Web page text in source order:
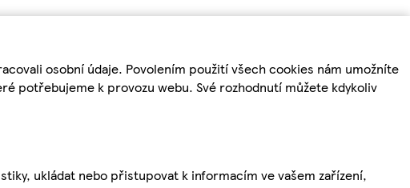
osobní údaje. Povolením použití všech cookies nám umožníte
potřebujeme k provozu webu. Své rozhodnutí můžete kdykoliv
ukládat nebo přistupovat k informacím ve vašem zařízení,